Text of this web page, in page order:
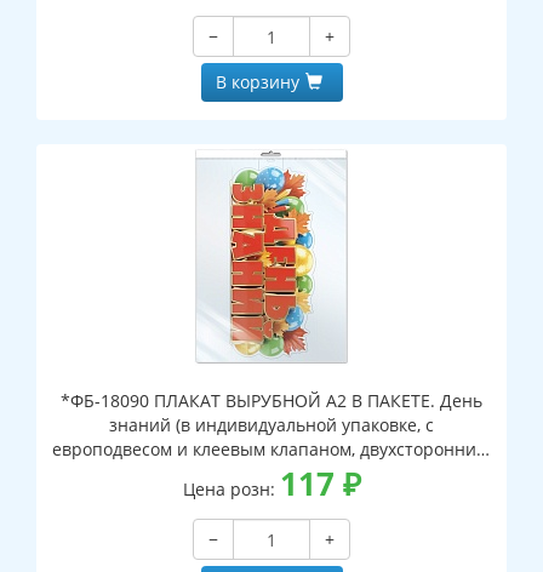
−
+
В корзину
*ФБ-18090 ПЛАКАТ ВЫРУБНОЙ А2 В ПАКЕТЕ. День
знаний (в индивидуальной упаковке, с
европодвесом и клеевым клапаном, двухсторонний,
ВД-лак)
Цена розн: 117 ₽
−
+